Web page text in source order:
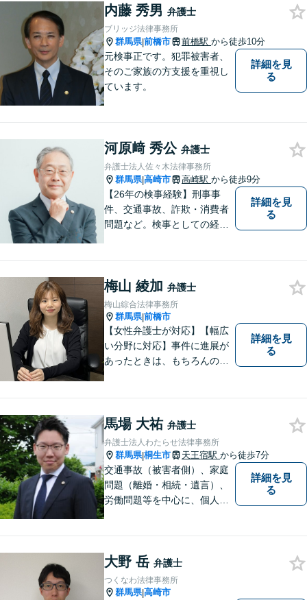
縁を心からお待ちしていま
す。
内藤 秀男 弁護士
ブリッジ法律事務所
群馬県|前橋市 前橋駅 から徒歩10分
元検事正です。犯罪被害者、
そのご家族の方支援を重視し
ています。
詳細を見
る
河原﨑 秀公 弁護士
弁護士法人佐々木法律事務所
群馬県|高崎市 高崎駅 から徒歩9分
【26年の検事経験】刑事事
件、交通事故、詐欺・消費者
問題など。検事としての経験
めの証拠収集が重要です。お
早めにご相談ください【休
日・夜間対応可】【完全個
室】
詳細を見
る
梅山 綾加 弁護士
梅山綜合法律事務所
群馬県|前橋市
【女性弁護士が対応】【幅広
い分野に対応】事件に進展が
あったときは、もちろんのこ
相談者様のお話を丁寧にお聞
きし、常にご依頼者様に寄り
添った弁護活動をしておりま
す。
詳細を見
る
馬場 大祐 弁護士
弁護士法人わたらせ法律事務所
群馬県|桐生市 天王宿駅 から徒歩7分
交通事故（被害者側）、家庭
問題（離婚・相続・遺言）、
労働問題等を中心に、個人・
もご満足いただける質の高い
サービスを日々心がけていま
す。
詳細を見
る
大野 岳 弁護士
つくなわ法律事務所
群馬県|高崎市